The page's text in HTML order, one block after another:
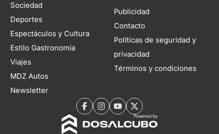
Sociedad
Deportes
Espectáculos y Cultura
Estilo Gastronomía
Viajes
MDZ Autos
Newsletter
Publicidad
Contacto
Políticas de seguridad y
privacidad
Términos y condiciones